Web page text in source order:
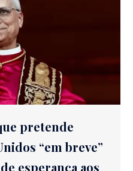
pretende
“em breve”
esperança aos